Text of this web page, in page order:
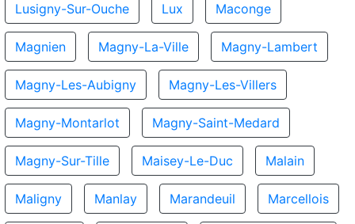
Lusigny-Sur-Ouche Lux Maconge
Magnien Magny-La-Ville Magny-Lambert
Magny-Les-Aubigny Magny-Les-Villers
Magny-Montarlot Magny-Saint-Medard
Magny-Sur-Tille Maisey-Le-Duc Malain
Maligny Manlay Marandeuil Marcellois